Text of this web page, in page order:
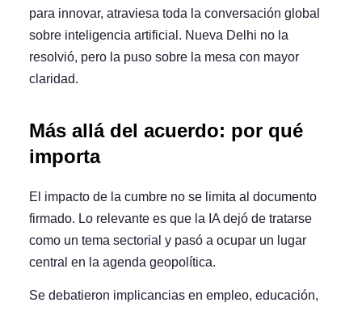
para innovar, atraviesa toda la conversación global
sobre inteligencia artificial. Nueva Delhi no la
resolvió, pero la puso sobre la mesa con mayor
claridad.
Más allá del acuerdo: por qué
importa
El impacto de la cumbre no se limita al documento
firmado. Lo relevante es que la IA dejó de tratarse
como un tema sectorial y pasó a ocupar un lugar
central en la agenda geopolítica.
Se debatieron implicancias en empleo, educación,